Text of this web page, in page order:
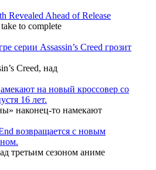
Revealed Ahead of Release
to complete
серии Assassin’s Creed грозит
Creed, над
на новый кроссовер со
16 лет.
наконец-то намекают
возвращается с новым
третьим сезоном аниме